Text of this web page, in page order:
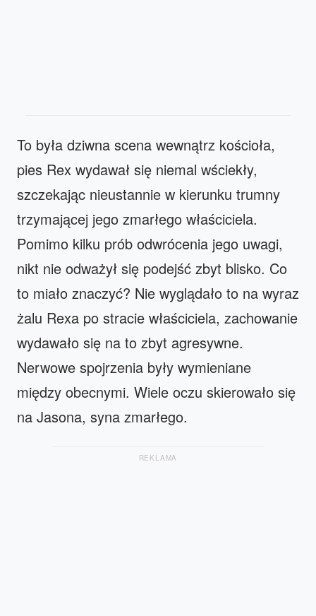
To była dziwna scena wewnątrz kościoła,
pies Rex wydawał się niemal wściekły,
szczekając nieustannie w kierunku trumny
trzymającej jego zmarłego właściciela.
Pomimo kilku prób odwrócenia jego uwagi,
nikt nie odważył się podejść zbyt blisko. Co
to miało znaczyć? Nie wyglądało to na wyraz
żalu Rexa po stracie właściciela, zachowanie
wydawało się na to zbyt agresywne.
Nerwowe spojrzenia były wymieniane
między obecnymi. Wiele oczu skierowało się
na Jasona, syna zmarłego.
REKLAMA